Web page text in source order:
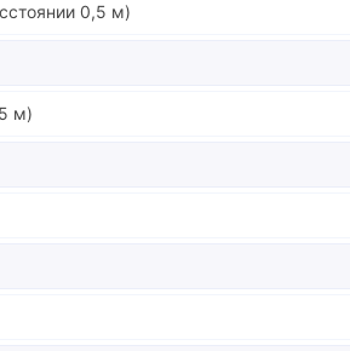
0,5 м)
м)